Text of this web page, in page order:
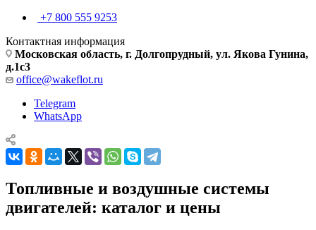
+7 800 555 9253
Контактная информация
Московская область, г. Долгопрудный, ул. Якова Гунина,
д.1с3
office@wakeflot.ru
Telegram
WhatsApp
Топливные и воздушные системы
двигателей: каталог и цены